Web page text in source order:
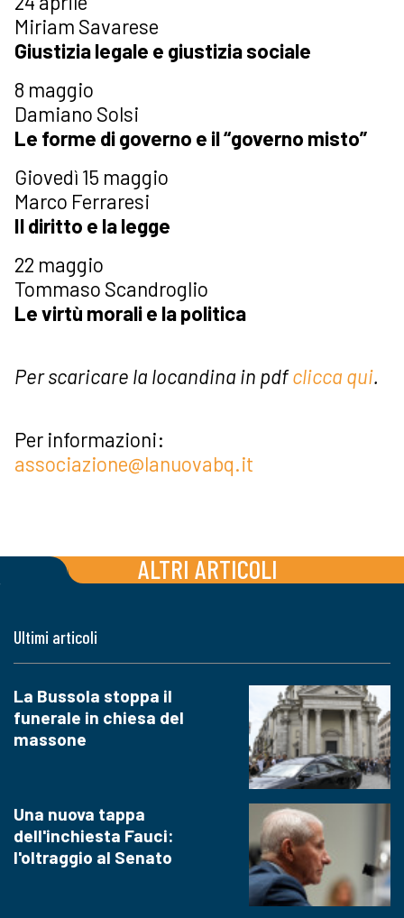
Miriam Savarese
Giustizia legale e giustizia sociale
8 maggio
Damiano Solsi
Le forme di governo e il “governo misto”
Giovedì 15 maggio
Marco Ferraresi
Il diritto e la legge
22 maggio
Tommaso Scandroglio
Le virtù morali e la politica
Per scaricare la locandina in pdfclicca qui.
Per informazioni:
associazione@lanuovabq.it
ALTRI ARTICOLI
Ultimi articoli
La Bussola stoppa il
funerale in chiesa del
massone
Una nuova tappa
dell'inchiesta Fauci:
l'oltraggio al Senato